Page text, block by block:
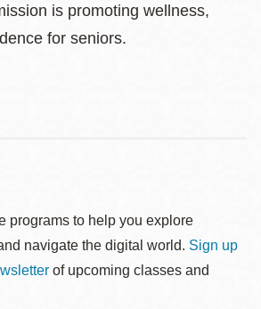
is promoting wellness,
for seniors.
programs to help you explore
navigate the digital world. Sign up
of upcoming classes and